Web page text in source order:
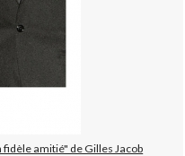
amitié" de Gilles Jacob